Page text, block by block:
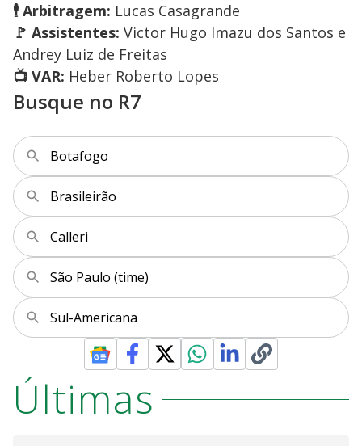
🕴️ Arbitragem: Lucas Casagrande
🚩 Assistentes: Victor Hugo Imazu dos Santos e
Andrey Luiz de Freitas
📺 VAR: Heber Roberto Lopes
Busque no R7
Botafogo
Brasileirão
Calleri
São Paulo (time)
Sul-Americana
Últimas